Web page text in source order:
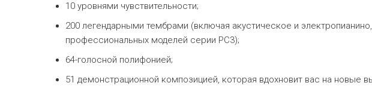
10 уровнями чувствительности;
200 легендарными тембрами (включая акустическое и
профессиональных моделей серии PC3);
64-голосной полифонией;
51 демонстрационной композицией, которая вдохновит вас на новые